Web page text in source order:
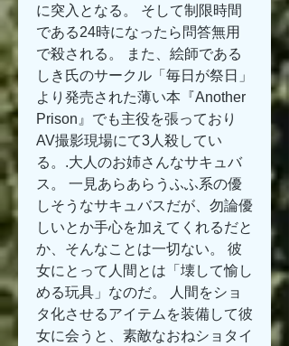
に突入となる。 そして制限時間
である24時になったら問答無用
で殺される。 また、絵師である
しき氏のサークル「毎日が祭日」
より発売された薄い本『Another
Prison』でも主役を張っており
AV撮影現場にて3人殺してい
る。.大人のお姉さんなサキュバ
ス。 一見あらあらうふふ系の優
しそうなサキュバスだが、勿論優
しいとか手心を加えてくれるだと
か、そんなことは一切ない。 彼
女にとって人間とは「壊して愉し
める玩具」なのだ。 人間をショ
タ化させるアイテムを装備して彼
女に会うと、素敵なおねショタイ